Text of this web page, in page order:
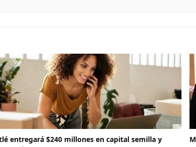
entregará $240 millones en capital semilla y